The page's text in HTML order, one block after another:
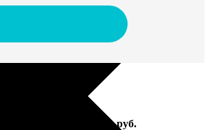
цены
Цена, руб.